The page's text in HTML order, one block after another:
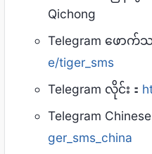
Qichong
Telegram ဖောက်
e/tiger_sms
Telegram လိုင်း：
Telegram
ger_sms_china